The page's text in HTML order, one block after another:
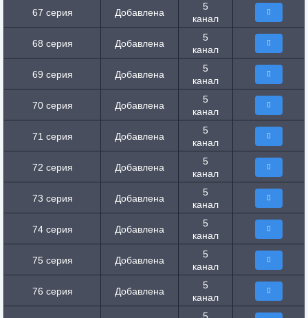
67 серия Добавлена
5
канал
68 серия Добавлена
5
канал
69 серия Добавлена
5
канал
70 серия Добавлена
5
канал
71 серия Добавлена
5
канал
72 серия Добавлена
5
канал
73 серия Добавлена
5
канал
74 серия Добавлена
5
канал
75 серия Добавлена
5
канал
76 серия Добавлена
5
канал